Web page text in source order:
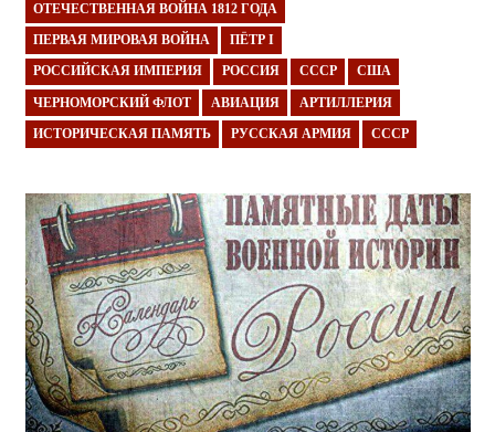
ОТЕЧЕСТВЕННАЯ ВОЙНА 1812 ГОДА
ПЕРВАЯ МИРОВАЯ ВОЙНА ПЁТР I
РОССИЙСКАЯ ИМПЕРИЯ РОССИЯ СССР США
ЧЕРНОМОРСКИЙ ФЛОТ АВИАЦИЯ АРТИЛЛЕРИЯ
ИСТОРИЧЕСКАЯ ПАМЯТЬ РУССКАЯ АРМИЯ СССР